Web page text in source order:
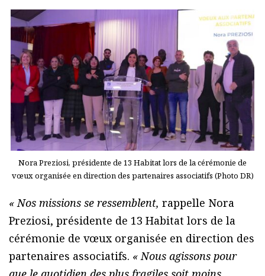
Nora Preziosi, présidente de 13 Habitat lors de la cérémonie de
vœux organisée en direction des partenaires associatifs (Photo DR)
« Nos missions se ressemblent, rappelle Nora
Preziosi, présidente de 13 Habitat lors de la
cérémonie de vœux organisée en direction des
partenaires associatifs. « Nous agissons pour